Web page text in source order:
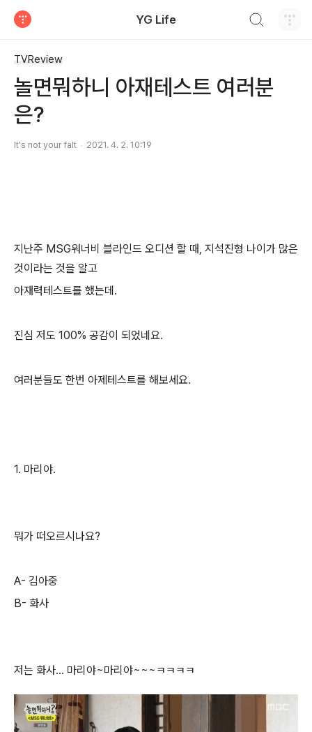
YG Life
TVReview
놀면뭐하니 아재테스트 여러분
은?
It's not your falt 2021. 4. 2. 10:19
지난주 MSG워너비 블라인드 오디션 할 때, 지석진형 나이가 많은
것이라는 것을 알고
아재력테스트를 했는데.
진심 저도 100% 공감이 되었네요.
여러분들도 한번 아제테스트를 해보세요.
1. 마리야.
뭐가 떠오르시나요?
A- 김아중
B- 화사
저는 화사... 마리야~마리야~~~ㅋㅋㅋㅋ